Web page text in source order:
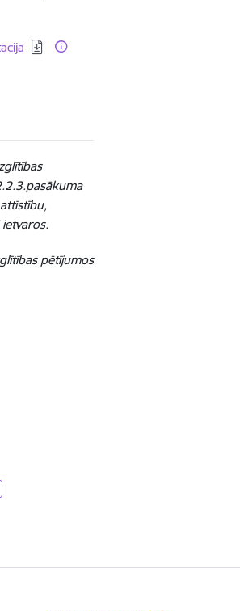
pētījumos